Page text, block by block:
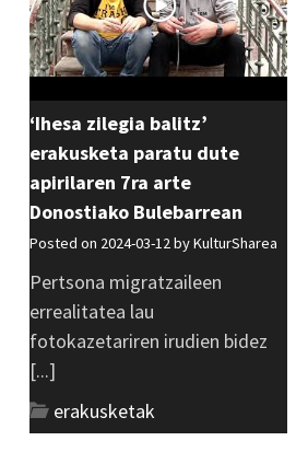
‘Ihesa zilegia balitz’
erakusketa paratu dute
apirilaren 7ra arte
Donostiako Bulebarrean
Posted on 2024-03-12 byKulturSharea
Pertsona migratzaileen
errealitatea lau
fotokazetariren irudien bidez
[...]
erakusketak